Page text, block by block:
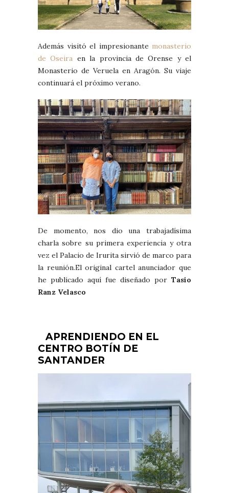
Además visitó el impresionante monasterio
de Oseira en la provincia de Orense y el
Monasterio de Veruela en Aragón. Su viaje
continuará el próximo verano.
De momento, nos dio una trabajadísima
charla sobre su primera experiencia y otra
vez el Palacio de Irurita sirvió de marco para
la reunión.El original cartel anunciador que
he publicado aquí fue diseñado por Tasio
Ranz Velasco
APRENDIENDO EN EL
CENTRO BOTÍN DE
SANTANDER